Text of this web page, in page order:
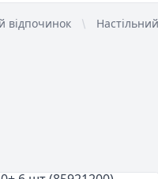
відпочинок